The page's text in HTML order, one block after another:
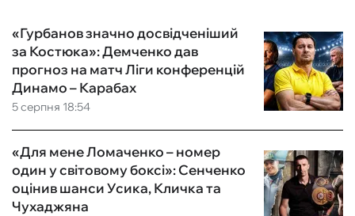
5 серпня 18:54
«Гурбанов значно досвідченіший
за Костюка»: Демченко дав
прогноз на матч Ліги конференцій
Динамо – Карабах
«Для мене Ломаченко – номер
один у світовому боксі»: Сенченко
оцінив шанси Усика, Кличка та
Чухаджяна